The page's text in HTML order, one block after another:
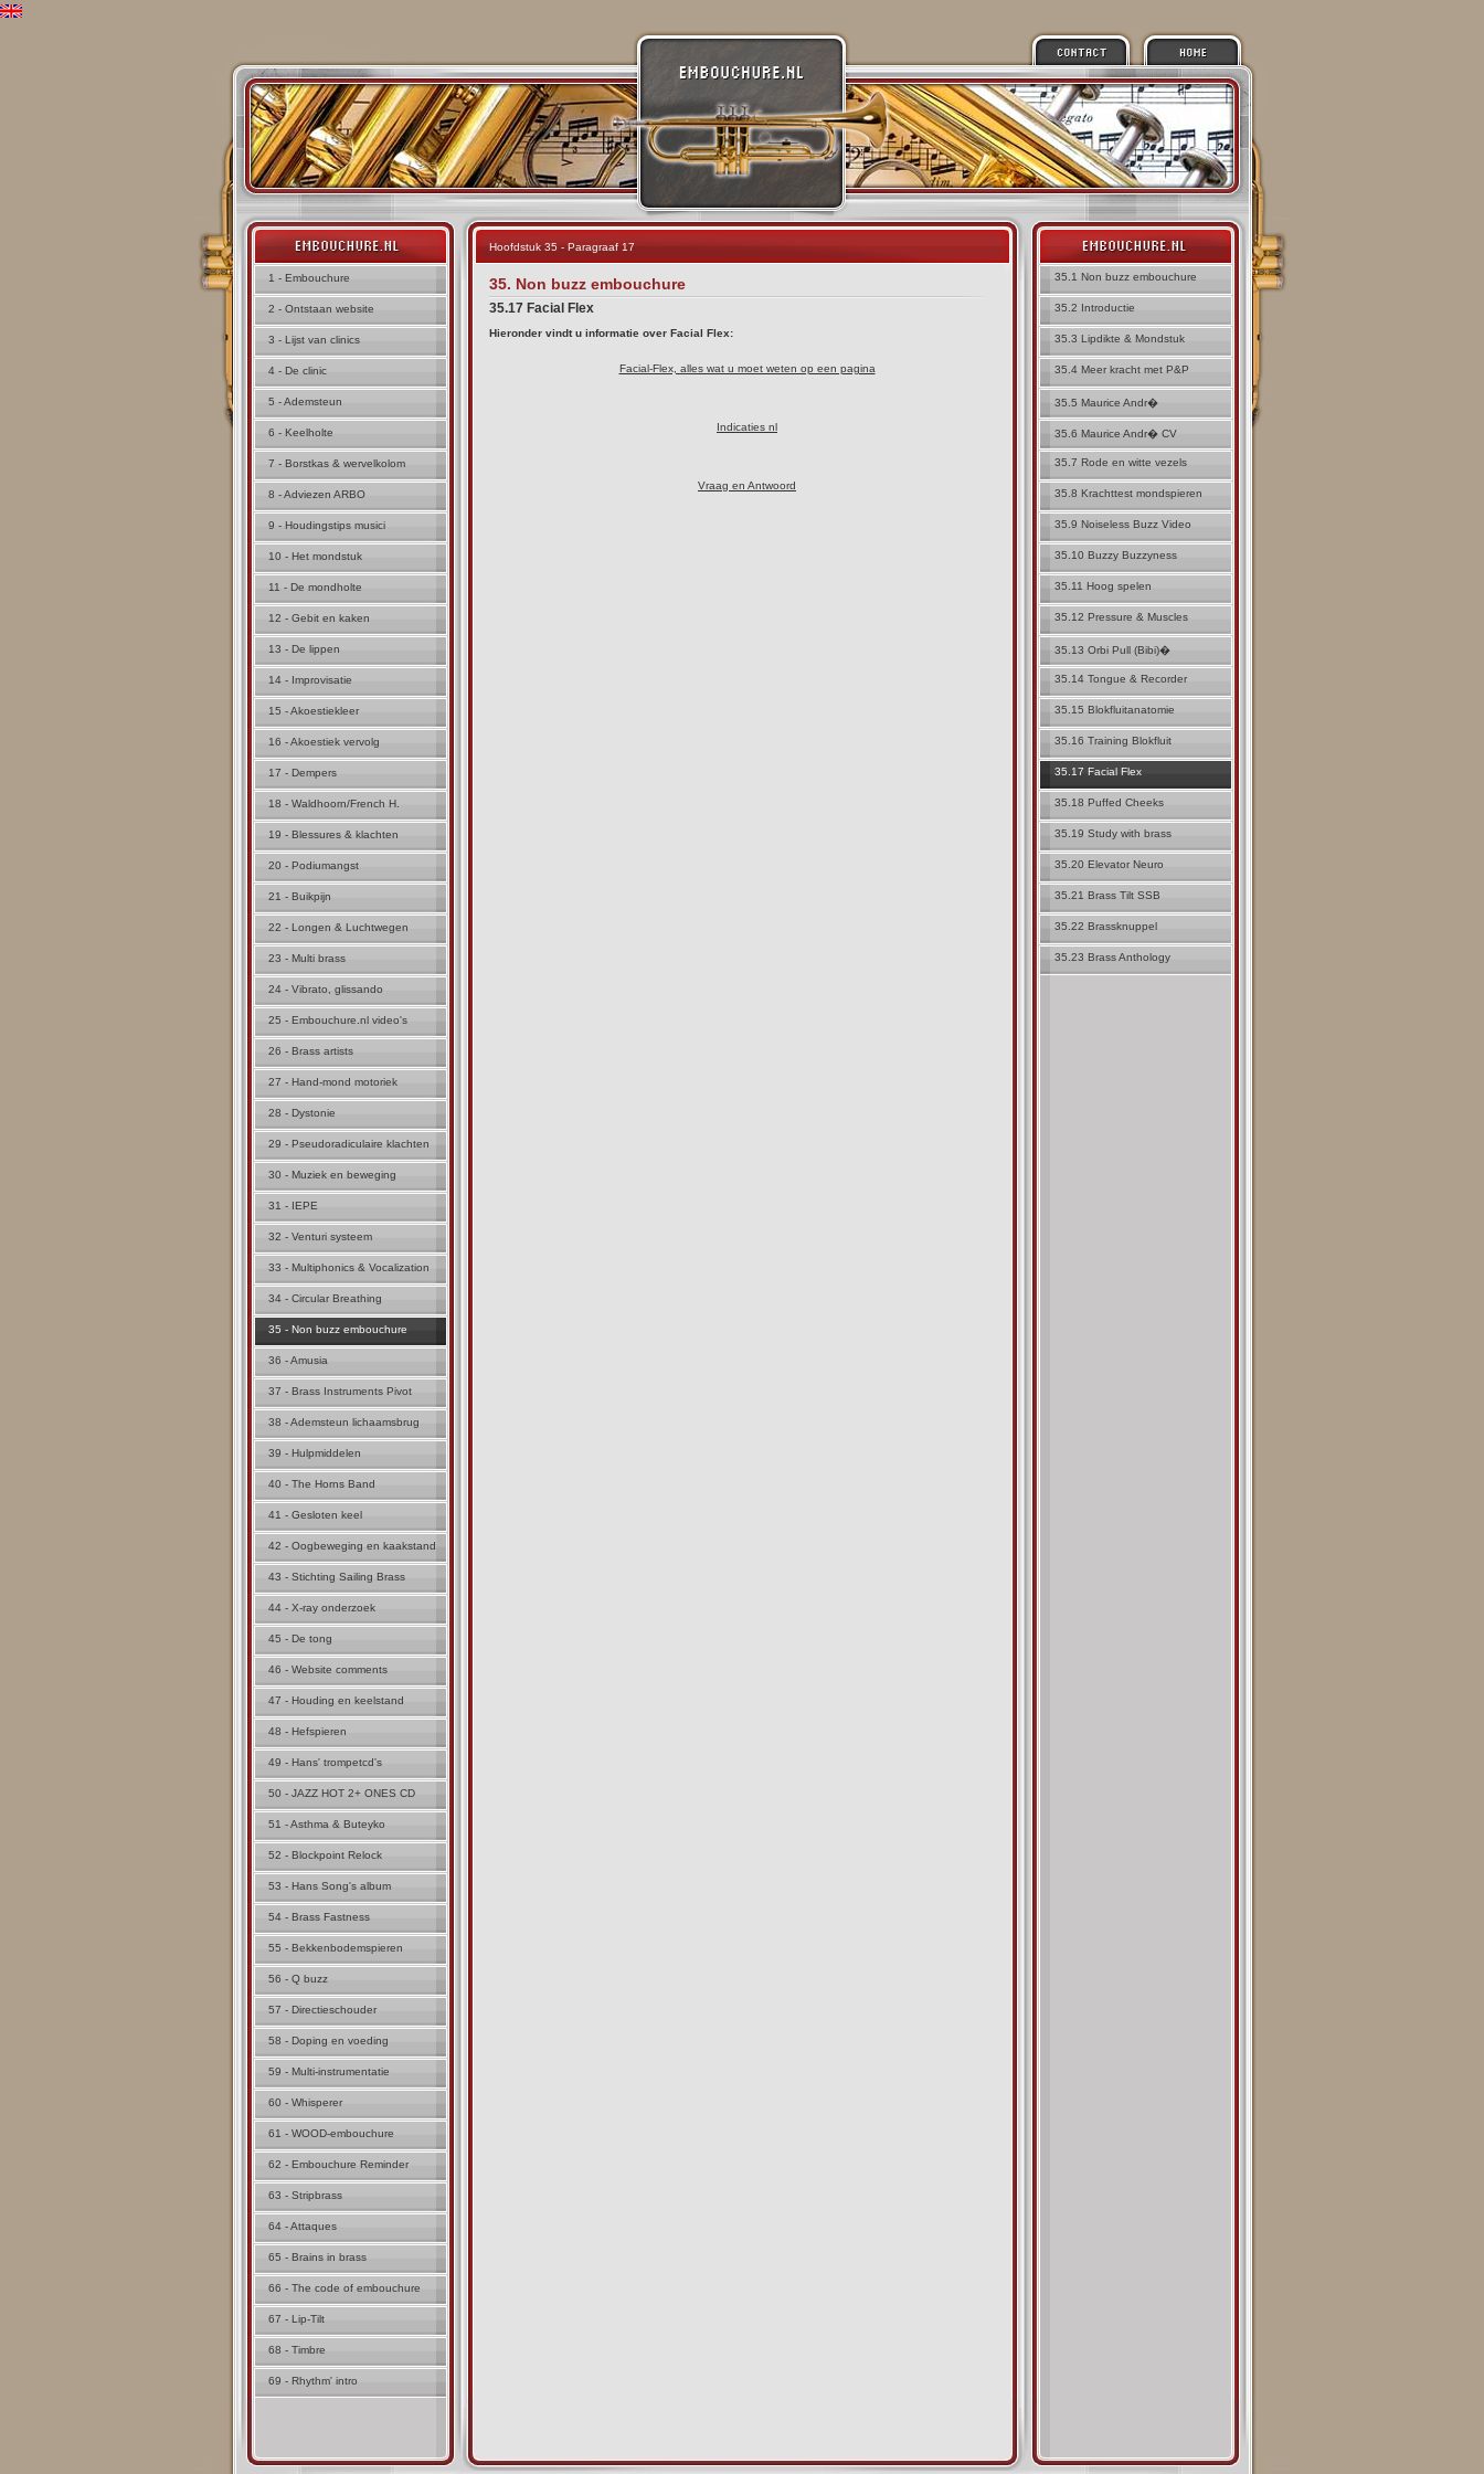
1 - Embouchure
2 - Ontstaan website
3 - Lijst van clinics
4 - De clinic
5 - Ademsteun
6 - Keelholte
7 - Borstkas & wervelkolom
8 - Adviezen ARBO
9 - Houdingstips musici
10 - Het mondstuk
11 - De mondholte
12 - Gebit en kaken
13 - De lippen
14 - Improvisatie
15 - Akoestiekleer
16 - Akoestiek vervolg
17 - Dempers
18 - Waldhoorn/French H.
19 - Blessures & klachten
20 - Podiumangst
21 - Buikpijn
22 - Longen & Luchtwegen
23 - Multi brass
24 - Vibrato, glissando
25 - Embouchure.nl video's
26 - Brass artists
27 - Hand-mond motoriek
28 - Dystonie
29 - Pseudoradiculaire klachten
30 - Muziek en beweging
31 - IEPE
32 - Venturi systeem
33 - Multiphonics & Vocalization
34 - Circular Breathing
35 - Non buzz embouchure
36 - Amusia
37 - Brass Instruments Pivot
38 - Ademsteun lichaamsbrug
39 - Hulpmiddelen
40 - The Horns Band
41 - Gesloten keel
42 - Oogbeweging en kaakstand
43 - Stichting Sailing Brass
44 - X-ray onderzoek
45 - De tong
46 - Website comments
47 - Houding en keelstand
48 - Hefspieren
49 - Hans' trompetcd's
50 - JAZZ HOT 2+ ONES CD
51 - Asthma & Buteyko
52 - Blockpoint Relock
53 - Hans Song's album
54 - Brass Fastness
55 - Bekkenbodemspieren
56 - Q buzz
57 - Directieschouder
58 - Doping en voeding
59 - Multi-instrumentatie
60 - Whisperer
61 - WOOD-embouchure
62 - Embouchure Reminder
63 - Stripbrass
64 - Attaques
65 - Brains in brass
66 - The code of embouchure
67 - Lip-Tilt
68 - Timbre
69 - Rhythm' intro
Hoofdstuk 35 - Paragraaf 17
35. Non buzz embouchure
35.17 Facial Flex
Hieronder vindt u informatie over Facial Flex:
Facial-Flex, alles wat u moet weten op een pagina
Indicaties nl
Vraag en Antwoord
35.1 Non buzz embouchure
35.2 Introductie
35.3 Lipdikte & Mondstuk
35.4 Meer kracht met P&P
35.5 Maurice Andr�
35.6 Maurice Andr� CV
35.7 Rode en witte vezels
35.8 Krachttest mondspieren
35.9 Noiseless Buzz Video
35.10 Buzzy Buzzyness
35.11 Hoog spelen
35.12 Pressure & Muscles
35.13 Orbi Pull (Bibi)�
35.14 Tongue & Recorder
35.15 Blokfluitanatomie
35.16 Training Blokfluit
35.17 Facial Flex
35.18 Puffed Cheeks
35.19 Study with brass
35.20 Elevator Neuro
35.21 Brass Tilt SSB
35.22 Brassknuppel
35.23 Brass Anthology